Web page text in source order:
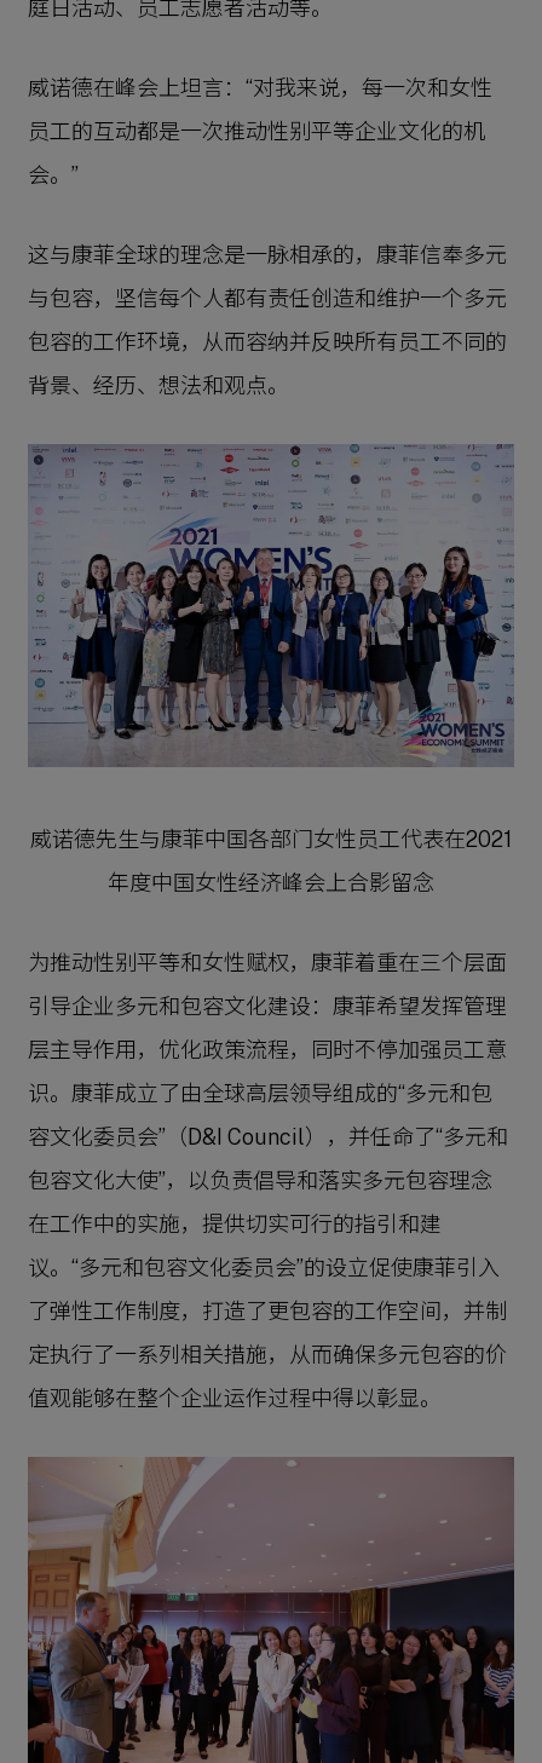
庭日活动、员工志愿者活动等。
威诺德在峰会上坦言：“对我来说，每一次和女性
员工的互动都是一次推动性别平等企业文化的机
会。”
这与康菲全球的理念是一脉相承的，康菲信奉多元
与包容，坚信每个人都有责任创造和维护一个多元
包容的工作环境，从而容纳并反映所有员工不同的
背景、经历、想法和观点。
威诺德先生与康菲中国各部门女性员工代表在2021
年度中国女性经济峰会上合影留念
为推动性别平等和女性赋权，康菲着重在三个层面
引导企业多元和包容文化建设：康菲希望发挥管理
层主导作用，优化政策流程，同时不停加强员工意
识。康菲成立了由全球高层领导组成的“多元和包
容文化委员会”（D&I Council），并任命了“多元和
包容文化大使”，以负责倡导和落实多元包容理念
在工作中的实施，提供切实可行的指引和建
议。“多元和包容文化委员会”的设立促使康菲引入
了弹性工作制度，打造了更包容的工作空间，并制
定执行了一系列相关措施，从而确保多元包容的价
值观能够在整个企业运作过程中得以彰显。